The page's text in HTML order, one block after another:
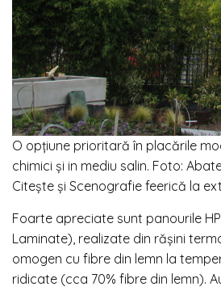
O opțiune prioritară în placările
chimici și in mediu salin. Foto:
Citește și Scenografie feerică la
Foarte apreciate sunt panourile
Laminate), realizate din rășini
omogen cu fibre din lemn la
ridicate (cca 70% fibre din lemn).